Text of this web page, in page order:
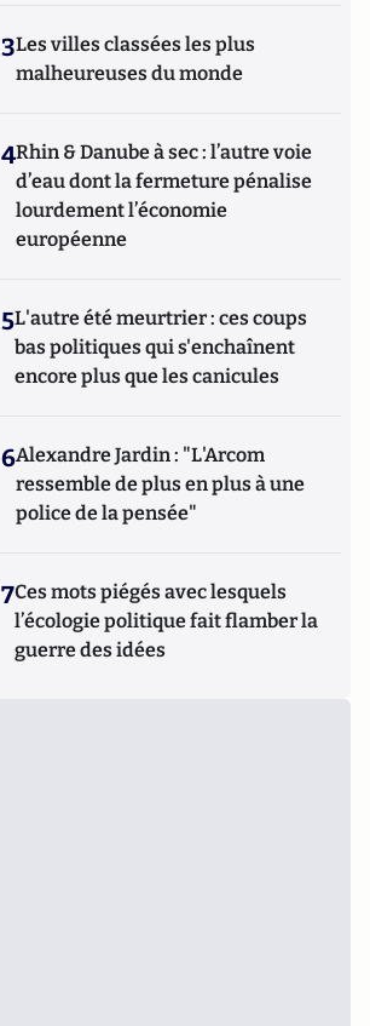
3Les villes classées les plus
malheureuses du monde
4Rhin & Danube à sec : l’autre voie
d’eau dont la fermeture pénalise
lourdement l’économie
européenne
5L'autre été meurtrier : ces coups
bas politiques qui s'enchaînent
encore plus que les canicules
6Alexandre Jardin : "L'Arcom
ressemble de plus en plus à une
police de la pensée"
7Ces mots piégés avec lesquels
l’écologie politique fait flamber la
guerre des idées